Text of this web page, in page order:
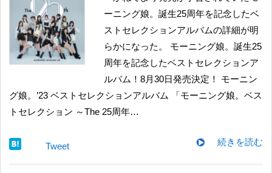
ーニング娘。誕生25周年を記念したベ
ストセレクションアルバムの詳細が明
らかになった。 モーニング娘。誕生25
周年を記念したベストセレクションア
ルバム！8月30日発売決定！ モーニン
グ娘。’23 ベストセレクションアルバム 「モーニング娘。ベス
トセレクション ～The 25周年…
続きを読む
Tweet